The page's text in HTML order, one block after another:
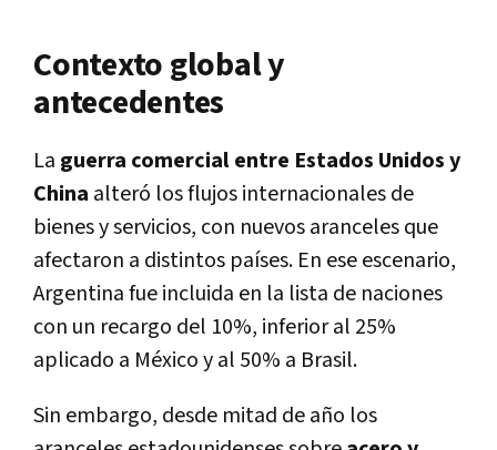
Contexto global y
antecedentes
La guerra comercial entre Estados Unidos y
China alteró los flujos internacionales de
bienes y servicios, con nuevos aranceles que
afectaron a distintos países. En ese escenario,
Argentina fue incluida en la lista de naciones
con un recargo del 10%, inferior al 25%
aplicado a México y al 50% a Brasil.
Sin embargo, desde mitad de año los